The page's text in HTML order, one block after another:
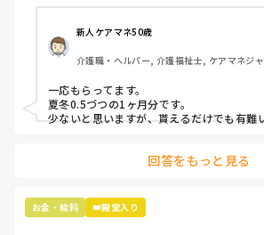
新人ケアマネ50歳
介護職・ヘルパー, 介護福祉士, ケアマネジ
一応もらってます。
夏冬0.5づつの1ヶ月分です。
少ないと思いますが、貰えるだけでも有難
回答をもっと見る
お金・給料 👑殿堂入り